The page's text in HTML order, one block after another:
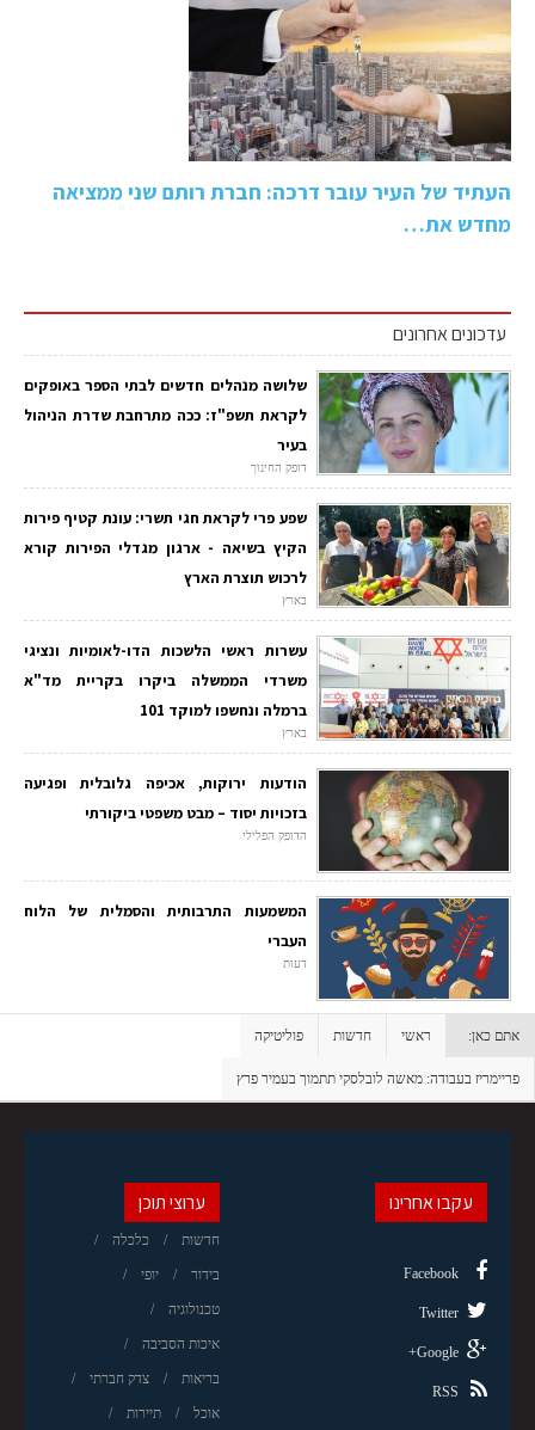
העתיד של העיר עובר דרכה: חברת רותם שני ממציאה
מחדש את…
עדכונים אחרונים
שלושה מנהלים חדשים לבתי הספר באופקים
לקראת תשפ"ז: ככה מתרחבת שדרת הניהול
בעיר
דופק החינוך
שפע פרי לקראת חגי תשרי: עונת קטיף פירות
הקיץ בשיאה - ארגון מגדלי הפירות קורא
לרכוש תוצרת הארץ
בארץ
עשרות ראשי הלשכות הדו-לאומיות ונציגי
משרדי הממשלה ביקרו בקריית מד"א
ברמלה ונחשפו למוקד 101
בארץ
הודעות ירוקות, אכיפה גלובלית ופגיעה
בזכויות יסוד – מבט משפטי ביקורתי
הדופק הפלילי
המשמעות התרבותית והסמלית של הלוח
העברי
דעות
אתם כאן: ראשי חדשות פוליטיקה
פריימריז בעבודה: מאשה לובלסקי תתמוך בעמיר פרץ
ערוצי תוכן
חדשות כלכלה
בידור יופי
טכנולוגיה
איכות הסביבה
בריאות צדק חברתי
אוכל תיירות
עקבו אחרינו
Facebook
Twitter
Google+
RSS